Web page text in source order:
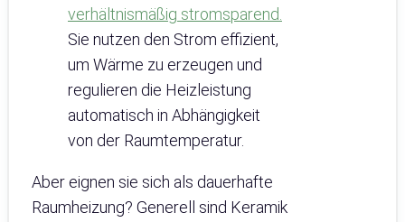
verhältnismäßig stromsparend.
Sie nutzen den Strom effizient,
um Wärme zu erzeugen und
regulieren die Heizleistung
automatisch in Abhängigkeit
von der Raumtemperatur.
Aber eignen sie sich als dauerhafte
Raumheizung? Generell sind Keramik